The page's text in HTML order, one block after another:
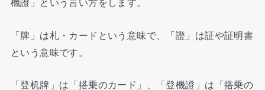
機證」という言い方をします。
「牌」は札・カードという意味で、「證」は証や証明書
という意味です。
「登机牌」は「搭乗のカード」、「登機證」は「搭乗の